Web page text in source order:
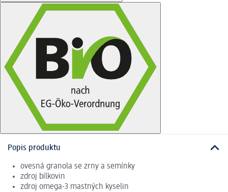
Popis produktu
ovesná granola se zrny a semínky
zdroj bílkovin
zdroj omega-3 mastných kyselin